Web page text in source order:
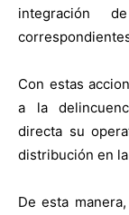
integración
Con estas
a la
directa su
distribución en la
De esta